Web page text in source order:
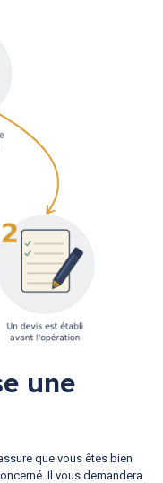
une
que vous êtes bien
Il vous demandera